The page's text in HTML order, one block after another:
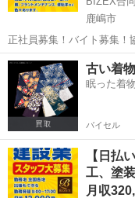
鹿嶋市
正社員募集！バイト募集！協力会社募集！
県、埼玉県、東京、神奈川
希望できます。寮完備！ 業種はプラント、足場鳶、塗装鍛冶工、外
構、土工、解体、 太陽光
茨城 鹿嶋市 鳶職
古い着
眠った着
バイセル
【日払
工、塗
月収